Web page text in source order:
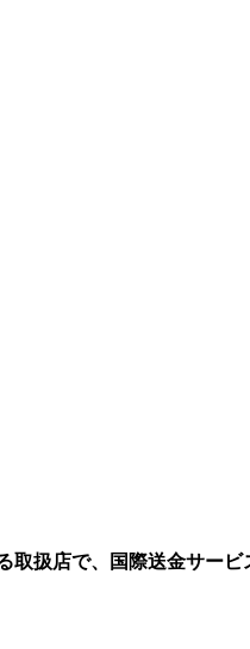
扱店で、国際送金サービ